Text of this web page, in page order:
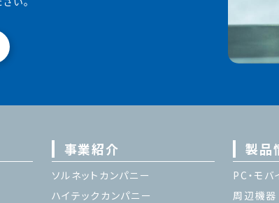
事業紹介
ソルネットカンパニー
ハイテックカンパニー
製品
PC・モ
周辺機器